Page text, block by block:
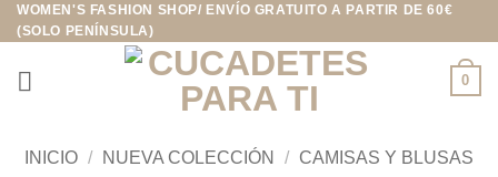
Saltar
al
contenido
WOMEN'S FASHION SHOP/ ENVÍO GRATUITO A PARTIR DE 60€
(SOLO PENÍNSULA)
0
INICIO / NUEVA COLECCIÓN / CAMISAS Y BLUSAS